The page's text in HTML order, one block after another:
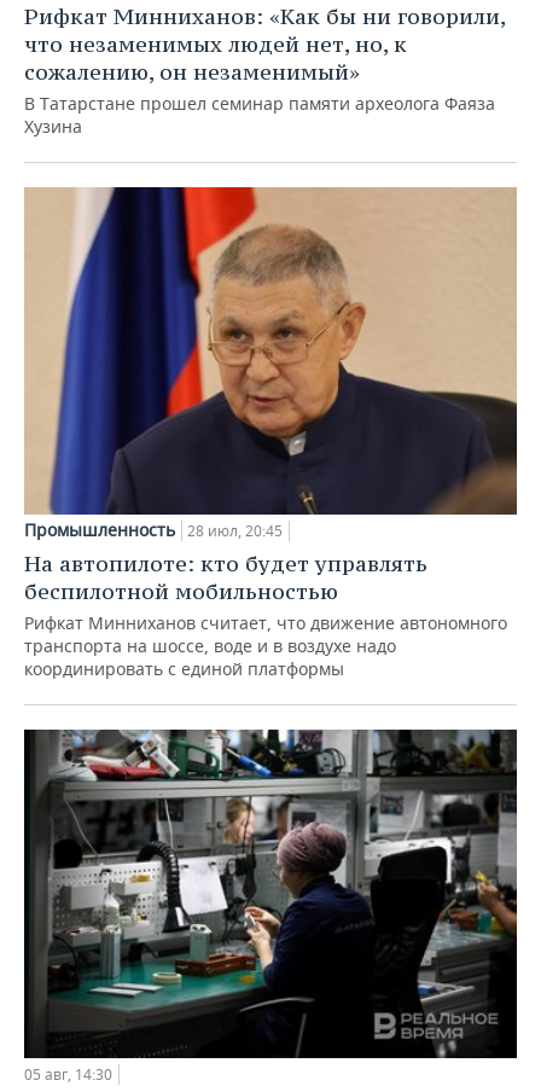
Рифкат Минниханов: «Как бы ни говорили,
что незаменимых людей нет, но, к
сожалению, он незаменимый»
В Татарстане прошел семинар памяти археолога Фаяза
Хузина
Промышленность 28 июл, 20:45
На автопилоте: кто будет управлять
беспилотной мобильностью
Рифкат Минниханов считает, что движение автономного
транспорта на шоссе, воде и в воздухе надо
координировать с единой платформы
05 авг, 14:30